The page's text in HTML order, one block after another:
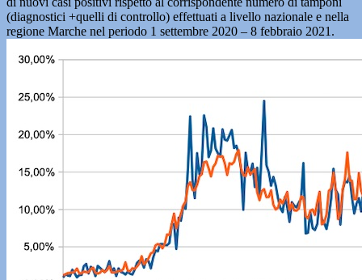
(diagnostici +quelli di controllo) effettuati a livello nazionale e nella
regione Marche nel periodo 1 settembre 2020 – 8 febbraio 2021.